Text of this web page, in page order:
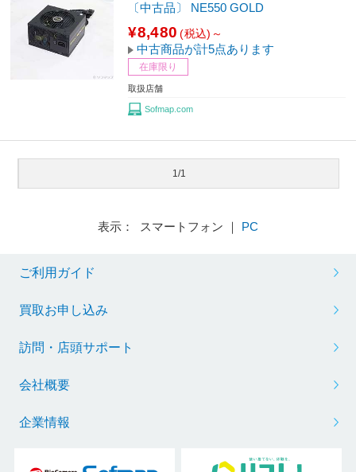
〔中古品〕 NE550 GOLD
¥8,480 (税込)～
中古商品が計5点あります
在庫限り
取扱店舗
Sofmap.com
1/1
表示： スマートフォン ｜ PC
ご利用ガイド
買取お申し込み
訪問・店頭サポート
会社概要
企業情報